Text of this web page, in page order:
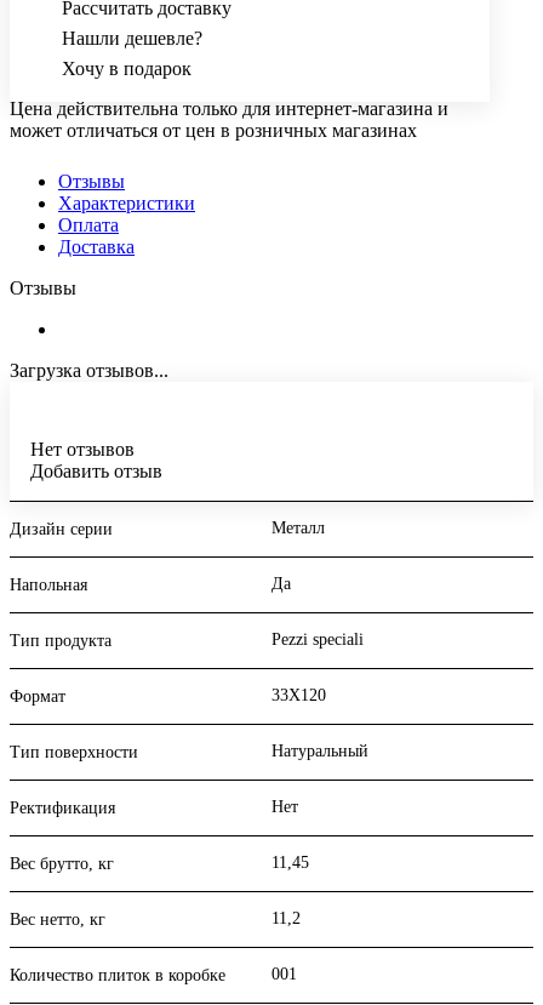
Рассчитать доставку
Нашли дешевле?
Хочу в подарок
Цена действительна только для интернет-магазина и
может отличаться от цен в розничных магазинах
Отзывы
Характеристики
Оплата
Доставка
Отзывы
Загрузка отзывов...
Нет отзывов
Добавить отзыв
Дизайн серии Металл
Напольная Да
Тип продукта Pezzi speciali
Формат 33X120
Тип поверхности Натуральный
Ректификация Нет
Вес брутто, кг 11,45
Вес нетто, кг 11,2
Количество плиток в коробке 001